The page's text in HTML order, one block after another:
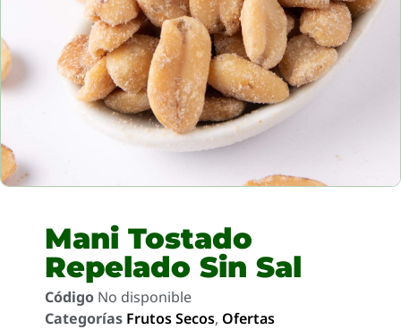
Mani Tostado
Repelado Sin Sal
Código No disponible
Categorías Frutos Secos, Ofertas